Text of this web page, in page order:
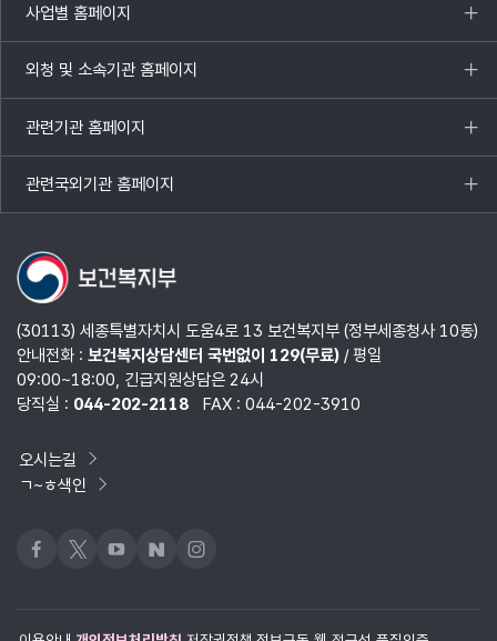
사업별 홈페이지
목록
열기
외청 및 소속기관 홈페이지
목록
열기
관련기관 홈페이지
목록
열기
관련국외기관 홈페이지
목록
열기
(30113) 세종특별자치시 도움4로 13 보건복지부 (정부세종청사 10동)
안내전화 : 보건복지상담센터 국번없이 129(무료)/ 평일
09:00~18:00, 긴급지원상담은 24시
당직실 : 044-202-2118 FAX : 044-202-3910
오시는길
ㄱ~ㅎ색인
페이스북
x 유튜브네이버블로그
인스타그램